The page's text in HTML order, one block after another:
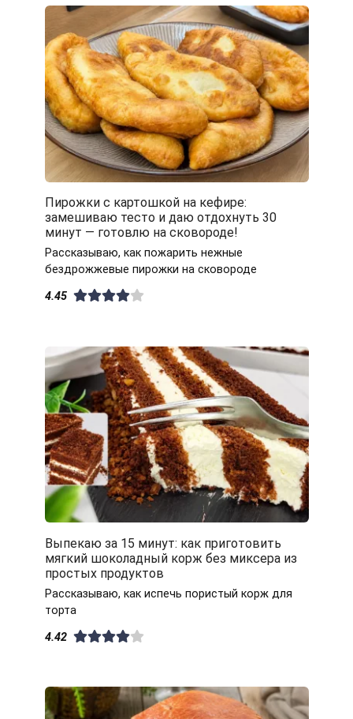
Пирожки с картошкой на кефире:
замешиваю тесто и даю отдохнуть 30
минут — готовлю на сковороде!
Рассказываю, как пожарить нежные
бездрожжевые пирожки на сковороде
4.45
Выпекаю за 15 минут: как приготовить
мягкий шоколадный корж без миксера из
простых продуктов
Рассказываю, как испечь пористый корж для
торта
4.42